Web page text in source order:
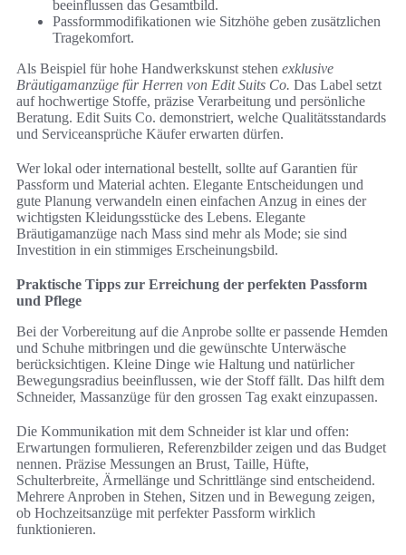
beeinflussen das Gesamtbild.
Passformmodifikationen wie Sitzhöhe geben zusätzlichen
Tragekomfort.
Als Beispiel für hohe Handwerkskunst stehen exklusive
Bräutigamanzüge für Herren von Edit Suits Co. Das Label setzt
auf hochwertige Stoffe, präzise Verarbeitung und persönliche
Beratung. Edit Suits Co. demonstriert, welche Qualitätsstandards
und Serviceansprüche Käufer erwarten dürfen.
Wer lokal oder international bestellt, sollte auf Garantien für
Passform und Material achten. Elegante Entscheidungen und
gute Planung verwandeln einen einfachen Anzug in eines der
wichtigsten Kleidungsstücke des Lebens. Elegante
Bräutigamanzüge nach Mass sind mehr als Mode; sie sind
Investition in ein stimmiges Erscheinungsbild.
Praktische Tipps zur Erreichung der perfekten Passform
und Pflege
Bei der Vorbereitung auf die Anprobe sollte er passende Hemden
und Schuhe mitbringen und die gewünschte Unterwäsche
berücksichtigen. Kleine Dinge wie Haltung und natürlicher
Bewegungsradius beeinflussen, wie der Stoff fällt. Das hilft dem
Schneider, Massanzüge für den grossen Tag exakt einzupassen.
Die Kommunikation mit dem Schneider ist klar und offen:
Erwartungen formulieren, Referenzbilder zeigen und das Budget
nennen. Präzise Messungen an Brust, Taille, Hüfte,
Schulterbreite, Ärmellänge und Schrittlänge sind entscheidend.
Mehrere Anproben in Stehen, Sitzen und in Bewegung zeigen,
ob Hochzeitsanzüge mit perfekter Passform wirklich
funktionieren.